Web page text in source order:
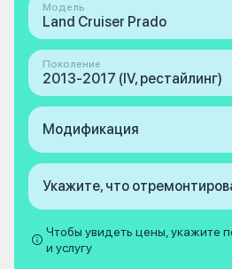
Модель
Land Cruiser Prado
Поколение
2013-2017 (IV, рестайлинг)
Модификация
Укажите, что
Чтобы увидеть цены, укажите
и услугу